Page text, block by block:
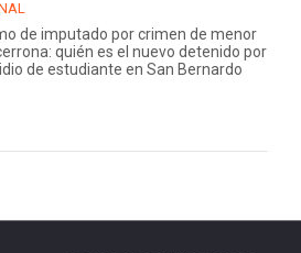
de imputado por crimen de menor
quién es el nuevo detenido por
de estudiante en San Bernardo